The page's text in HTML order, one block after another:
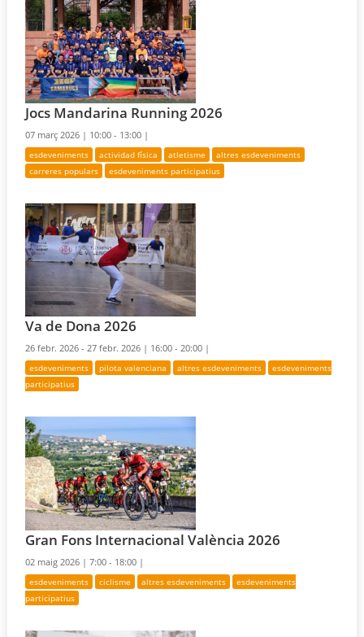
Jocs Mandarina Running 2026
07 març 2026 | 10:00 - 13:00 |
esdeveniments actividad física atletisme
altres esdeveniments
carreres populars
esdeveniments participatius
Va de Dona 2026
26 febr. 2026 - 27 febr. 2026 | 16:00 - 20:00 |
esdeveniments pilota valenciana altres esdeveniments
esdeveniments
participatius
Gran Fons Internacional València 2026
02 maig 2026 |7:00 - 18:00 |
esdeveniments ciclisme altres esdeveniments
esdeveniments
participatius